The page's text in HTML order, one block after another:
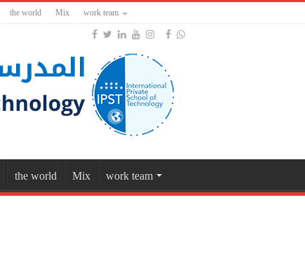
the world Mix work team
the world Mix work team